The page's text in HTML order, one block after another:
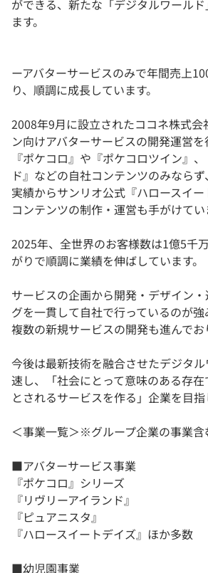
ができる、新たな「デジタルワール
ます。
ーアバターサービスのみで年間売上
り、順調に成長しています。
2008年9月に設立されたココネ株式会
ン向けアバターサービスの開発運営を
『ポケコロ』や『ポケコロツイン』
ド』などの自社コンテンツのみなら
実績からサンリオ公式『ハロースイ
コンテンツの制作・運営も手がけてい
2025年、全世界のお客様数は1億5千
がりで順調に業績を伸ばしています。
サービスの企画から開発・デザイン
グを一貫して自社で行っているのが
複数の新規サービスの開発も進んでお
今後は最新技術を融合させたデジタ
速し、「社会にとって意味のある存
とされるサービスを作る」企業を目指
＜事業一覧＞※グループ企業の事業含
■アバターサービス事業
『ポケコロ』シリーズ
『リヴリーアイランド』
『ピュアニスタ』
『ハロースイートデイズ』ほか多数
■幼児園事業